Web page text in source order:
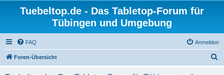
Tuebeltop.de - Das Tabletop-Forum für
Tübingen und Umgebung
FAQ Anmelden
Foren-Übersicht